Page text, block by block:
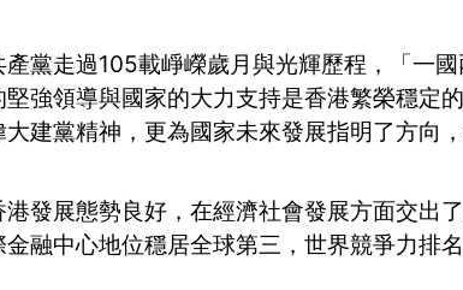
產黨走過105載崢嶸歲月與光輝歷程，「一
堅強領導與國家的大力支持是香港繁榮穩定
建黨精神，更為國家未來發展指明了方向
港發展態勢良好，在經濟社會發展方面交出
金融中心地位穩居全球第三，世界競爭力排